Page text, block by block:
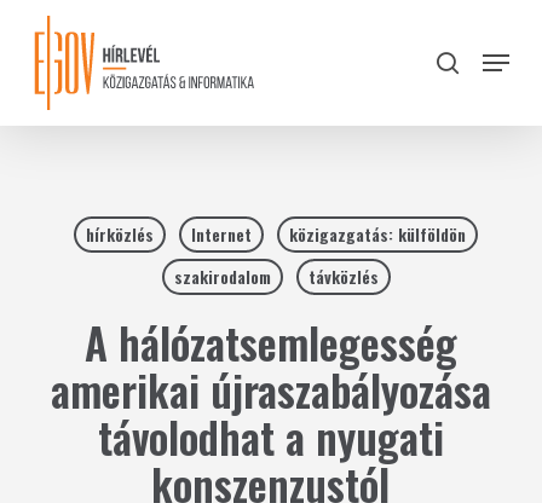
content
search
Menu
hírközlés Internet
közigazgatás: külföldön
szakirodalom
távközlés
A hálózatsemlegesség
amerikai újraszabályozása
távolodhat a nyugati
konszenzustól
Close